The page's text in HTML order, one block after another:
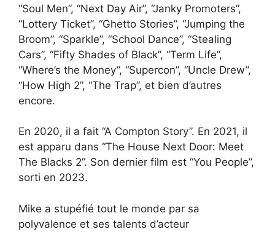
“Soul Men”, “Next Day Air”, “Janky Promoters”,
“Lottery Ticket”, “Ghetto Stories”, “Jumping the
Broom”, “Sparkle”, “School Dance”, “Stealing
Cars”, “Fifty Shades of Black”, “Term Life”,
“Where’s the Money”, “Supercon”, “Uncle Drew”,
“How High 2”, “The Trap”, et bien d’autres
encore.
En 2020, il a fait “A Compton Story”. En 2021, il
est apparu dans “The House Next Door: Meet
The Blacks 2”. Son dernier film est “You People”,
sorti en 2023.
Mike a stupéfié tout le monde par sa
polyvalence et ses talents d’acteur